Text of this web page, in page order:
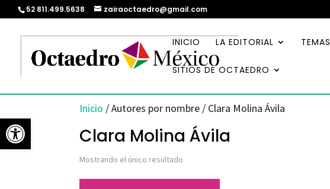
Abrir barra de herramientas
52 811.499.5638 zairaoctaedro@gmail.com
INICIO LA EDITORIAL TEMAS
SITIOS DE OCTAEDRO
Inicio / Autores por nombre / Clara Molina Ávila
Clara Molina Ávila
Mostrando el único resultado